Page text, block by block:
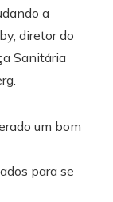
a
diretor do
Sanitária
um bom
para se